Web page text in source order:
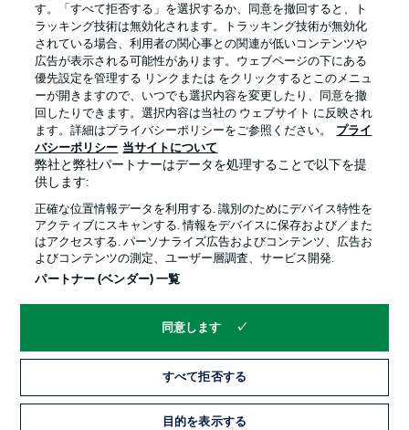
プライバシー・ポリシー 優先設定を管理する
利用条件 放送局
求人 選手
当サイトについて
© 2026 Bundesliga-Gruppe GmbH
言語をお選びください
Display Mode
す。「すべて拒否する」を選択するか、同意を撤回すると、ト
ラッキング技術は無効化されます。トラッキング技術が無効化
されている場合、利用者の関心事との関連が低いコンテンツや
広告が表示される可能性があります。ウェブページの下にある
優先設定を管理する リンクまたは をクリックするとこのメニュ
ーが開きますので、いつでも選択内容を変更したり、同意を撤
回したりできます。選択内容は当社の ウェブサイト に反映され
ます。詳細はプライバシーポリシーをご参照ください。
プライ
バシーポリシー 当サイトについて
弊社と弊社パートナーはデータを処理することで以下を提
供します:
正確な位置情報データを利用する. 識別のためにデバイス特性を
アクティブにスキャンする. 情報をデバイスに保存および／また
はアクセスする. パーソナライズ広告およびコンテンツ、広告お
よびコンテンツの測定、ユーザー層調査、サービス開発.
パートナー (ベンダー) 一覧
同意します
すべて拒否する
目的を表示する